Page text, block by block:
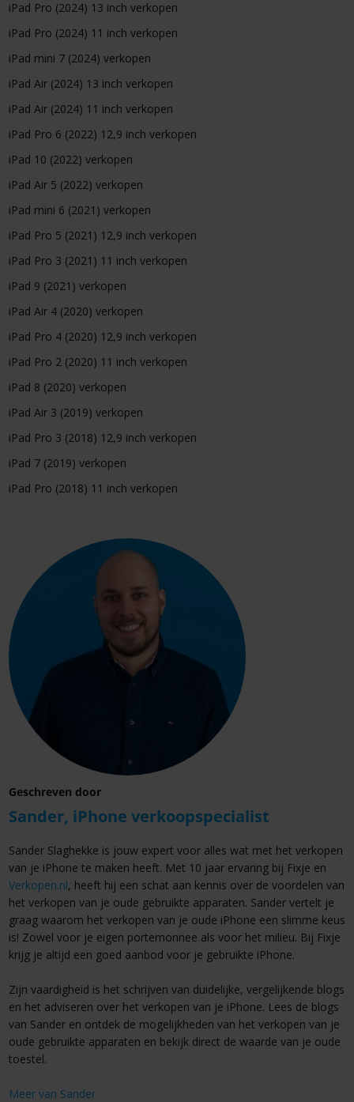
iPad Pro (2024) 13 inch verkopen
iPad Pro (2024) 11 inch verkopen
iPad mini 7 (2024) verkopen
iPad Air (2024) 13 inch verkopen
iPad Air (2024) 11 inch verkopen
iPad Pro 6 (2022) 12,9 inch verkopen
iPad 10 (2022) verkopen
iPad Air 5 (2022) verkopen
iPad mini 6 (2021) verkopen
iPad Pro 5 (2021) 12,9 inch verkopen
iPad Pro 3 (2021) 11 inch verkopen
iPad 9 (2021) verkopen
iPad Air 4 (2020) verkopen
iPad Pro 4 (2020) 12,9 inch verkopen
iPad Pro 2 (2020) 11 inch verkopen
iPad 8 (2020) verkopen
iPad Air 3 (2019) verkopen
iPad Pro 3 (2018) 12,9 inch verkopen
iPad 7 (2019) verkopen
iPad Pro (2018) 11 inch verkopen
Geschreven door
Sander, iPhone verkoopspecialist
Sander Slaghekke is jouw expert voor alles wat met het verkopen
van je iPhone te maken heeft. Met 10 jaar ervaring bij Fixje en
Verkopen.nl, heeft hij een schat aan kennis over de voordelen van
het verkopen van je oude gebruikte apparaten. Sander vertelt je
graag waarom het verkopen van je oude iPhone een slimme keus
is! Zowel voor je eigen portemonnee als voor het milieu. Bij Fixje
krijg je altijd een goed aanbod voor je gebruikte iPhone.
Zijn vaardigheid is het schrijven van duidelijke, vergelijkende blogs
en het adviseren over het verkopen van je iPhone. Lees de blogs
van Sander en ontdek de mogelijkheden van het verkopen van je
oude gebruikte apparaten en bekijk direct de waarde van je oude
toestel.
Meer van Sander